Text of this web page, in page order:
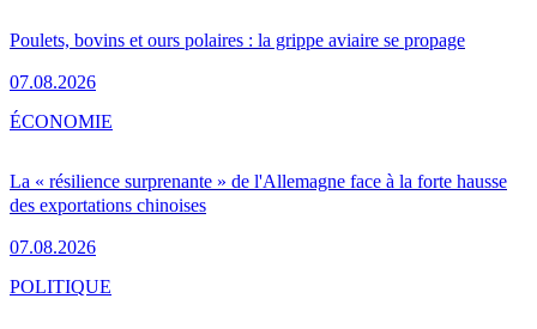
Poulets, bovins et ours polaires : la grippe aviaire se propage
07.08.2026
La « résilience surprenante » de l'Allemagne face à la forte hausse
des exportations chinoises
07.08.2026
ÉCONOMIE
POLITIQUE